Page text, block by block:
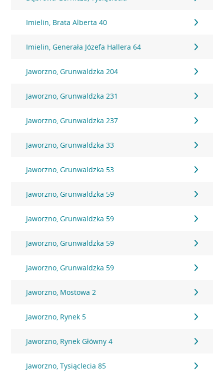
Imielin, Brata Alberta 40
Imielin, Generała Józefa Hallera 64
Jaworzno, Grunwaldzka 204
Jaworzno, Grunwaldzka 231
Jaworzno, Grunwaldzka 237
Jaworzno, Grunwaldzka 33
Jaworzno, Grunwaldzka 53
Jaworzno, Grunwaldzka 59
Jaworzno, Grunwaldzka 59
Jaworzno, Grunwaldzka 59
Jaworzno, Grunwaldzka 59
Jaworzno, Mostowa 2
Jaworzno, Rynek 5
Jaworzno, Rynek Główny 4
Jaworzno, Tysiąclecia 85